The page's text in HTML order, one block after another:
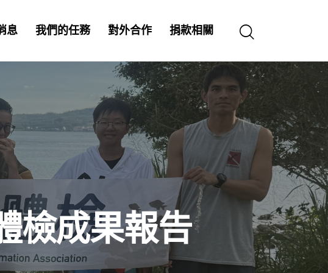
息 我們的任務 對外合作 捐款相關
檢成果報告